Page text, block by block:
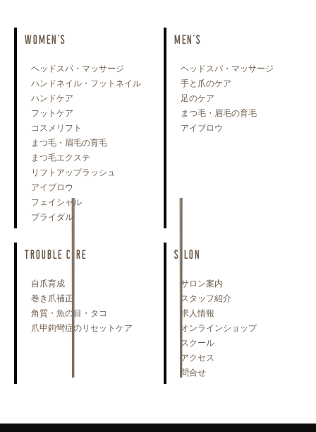
WOMEN'S
ヘッドスパ・マッサージ
ハンドネイル・フットネイル
ハンドケア
フットケア
コスメリフト
まつ毛・眉毛の育毛
まつ毛エクステ
リフトアップラッシュ
アイブロウ
フェイシャル
ブライダル
MEN'S
ヘッドスパ・マッサージ
手と爪のケア
足のケア
まつ毛・眉毛の育毛
アイブロウ
TROUBLE CARE
自爪育成
巻き爪補正
角質・魚の目・タコ
爪甲鉤彎症のリセットケア
SALON
サロン案内
スタッフ紹介
求人情報
オンラインショップ
スクール
アクセス
問合せ